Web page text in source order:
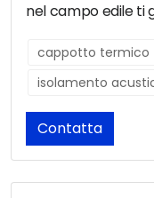
nel campo edile ti
cappotto termico
isolamento
Contatta